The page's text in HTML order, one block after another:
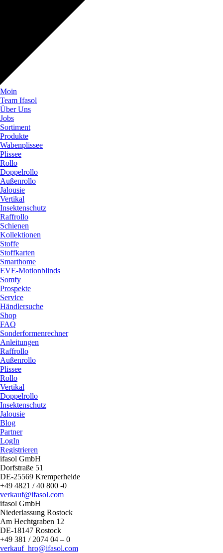
Moin
Team Ifasol
Über Uns
Jobs
Sortiment
Produkte
Wabenplissee
Plissee
Rollo
Doppelrollo
Außenrollo
Jalousie
Vertikal
Insektenschutz
Raffrollo
Schienen
Kollektionen
Stoffe
Stoffkarten
Smarthome
EVE-Motionblinds
Somfy
Prospekte
Service
Händlersuche
Shop
FAQ
Sonderformenrechner
Anleitungen
Raffrollo
Außenrollo
Plissee
Rollo
Vertikal
Doppelrollo
Insektenschutz
Jalousie
Blog
Partner
LogIn
Registrieren
ifasol GmbH
Dorfstraße 51
DE-25569 Kremperheide
+49 4821 / 40 800 -0
verkauf@ifasol.com
ifasol GmbH
Niederlassung Rostock
Am Hechtgraben 12
DE-18147 Rostock
+49 381 / 2074 04 – 0
verkauf_hro@ifasol.com